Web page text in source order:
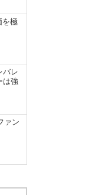
を極
バレ
は強
ァン